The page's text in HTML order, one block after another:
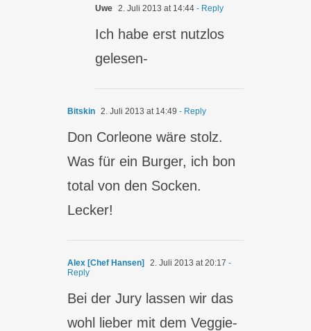
Uwe 2. Juli 2013 at 14:44 - Reply
Ich habe erst nutzlos
gelesen-
Bitskin 2. Juli 2013 at 14:49 - Reply
Don Corleone wäre stolz.
Was für ein Burger, ich bon
total von den Socken.
Lecker!
Alex [Chef Hansen] 2. Juli 2013 at 20:17 -
Reply
Bei der Jury lassen wir das
wohl lieber mit dem Veggie-